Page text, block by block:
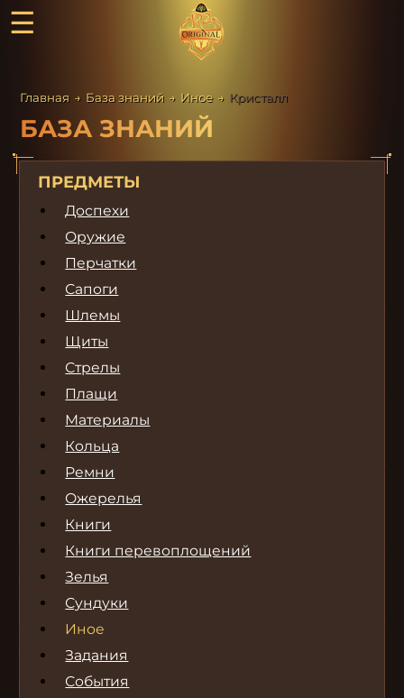
☰
Главная → База знаний → Иное → Кристалл
БАЗА ЗНАНИЙ
ПРЕДМЕТЫ
Доспехи
Оружие
Перчатки
Сапоги
Шлемы
Щиты
Стрелы
Плащи
Материалы
Кольца
Ремни
Ожерелья
Книги
Книги перевоплощений
Зелья
Сундуки
Иное
Задания
События